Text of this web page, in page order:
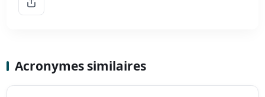
Acronymes similaires